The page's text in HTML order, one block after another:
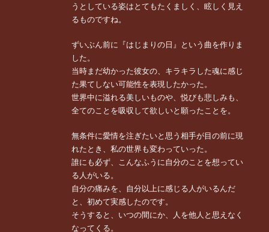
うとしている姿はとてもたくましく、眩しく見え
るものですね。
ずいぶん前に『はじまりの日』という曲を作りま
した。
当時まだ幼かった彼女の、キラキラした魂に感じ
た果てしない可能性を表現したかった。
世界中に溢れる美しいものや、悦びも悲しみも、
全てのことを吸収して欲しいと願ったことを。
無条件に愛情を注ぎたいと思う相手が目の前に現
れたとき、私の世界も変わっていった。
誰にも必ず、こんなふうに自分のことを想ってい
る人がいる。
自分の痛みを、自分以上に感じる人がいるんだ
と、初めて実感したのです。
そうすると、いつの間にか、人を他人と思えなく
なってくる。